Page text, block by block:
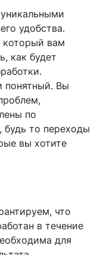
удобства.
который вам
как будет
понятный. Вы
по
будь то переходы
вы хотите
что
в течение
для